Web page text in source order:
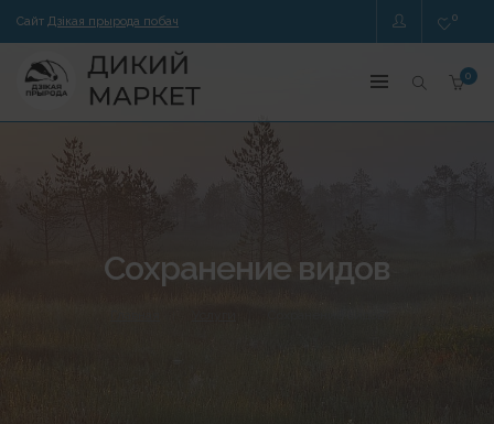
Сайт Дзікая прырода побач 0
0
Сохранение видов